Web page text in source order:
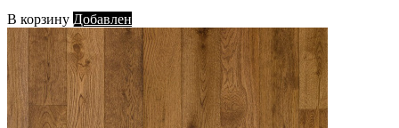
В корзину Добавлен